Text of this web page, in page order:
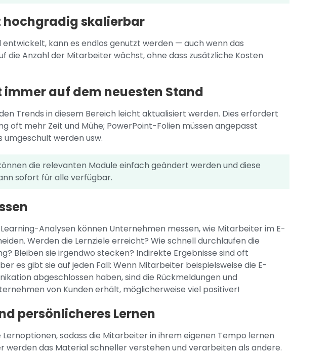
hochgradig skalierbar
entwickelt, kann es endlos genutzt werden — auch wenn das
die Anzahl der Mitarbeiter wächst, ohne dass zusätzliche Kosten
immer auf dem neuesten Stand
Trends in diesem Bereich leicht aktualisiert werden. Dies erfordert
oft mehr Zeit und Mühe; PowerPoint-Folien müssen angepasst
umgeschult werden usw.
die relevanten Module einfach geändert werden und diese
sofort für alle verfügbar.
Analysen können Unternehmen messen, wie Mitarbeiter im E-
Werden die Lernziele erreicht? Wie schnell durchlaufen die
Bleiben sie irgendwo stecken? Indirekte Ergebnisse sind oft
es gibt sie auf jeden Fall: Wenn Mitarbeiter beispielsweise die E-
abgeschlossen haben, sind die Rückmeldungen und
von Kunden erhält, möglicherweise viel positiver!
persönlicheres Lernen
sodass die Mitarbeiter in ihrem eigenen Tempo lernen
werden das Material schneller verstehen und verarbeiten als andere.